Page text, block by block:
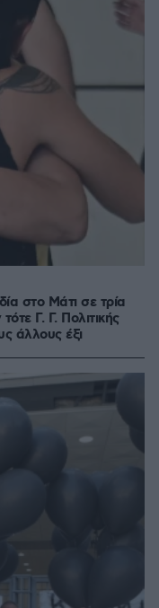
στο Μάτι σε τρία
Γ. Γ. Πολιτικής
άλλους έξι